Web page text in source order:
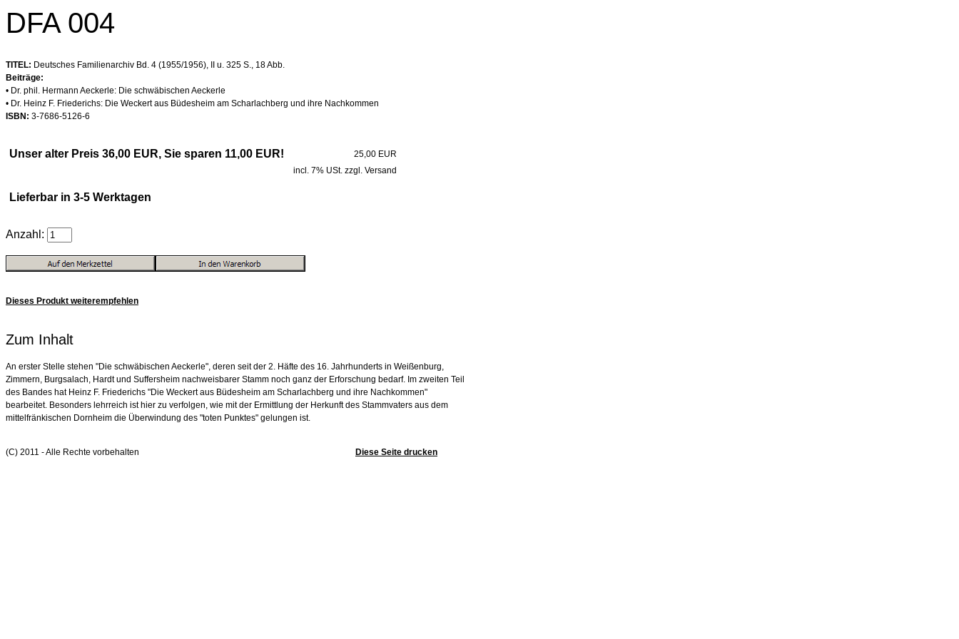
DFA 004
TITEL: Deutsches Familienarchiv Bd. 4 (1955/1956), II u. 325 S., 18 Abb.
Beiträge:
• Dr. phil. Hermann Aeckerle: Die schwäbischen Aeckerle
• Dr. Heinz F. Friederichs: Die Weckert aus Büdesheim am Scharlachberg und ihre Nachkommen
ISBN: 3-7686-5126-6
Unser alter Preis 36,00 EUR, Sie sparen 11,00 EUR!
25,00 EUR
incl. 7% USt. zzgl. Versand
Lieferbar in 3-5 Werktagen
Anzahl:
Dieses Produkt weiterempfehlen
Zum Inhalt
An erster Stelle stehen "Die schwäbischen Aeckerle", deren seit der 2. Häfte des 16. Jahrhunderts in Weißenburg,
Zimmern, Burgsalach, Hardt und Suffersheim nachweisbarer Stamm noch ganz der Erforschung bedarf. Im zweiten Teil
des Bandes hat Heinz F. Friederichs "Die Weckert aus Büdesheim am Scharlachberg und ihre Nachkommen"
bearbeitet. Besonders lehrreich ist hier zu verfolgen, wie mit der Ermittlung der Herkunft des Stammvaters aus dem
mittelfränkischen Dornheim die Überwindung des "toten Punktes" gelungen ist.
(C) 2011 - Alle Rechte vorbehalten Diese Seite drucken